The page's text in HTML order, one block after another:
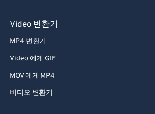
Video 변환기
MP4 변환기
Video 에게 GIF
MOV 에게 MP4
비디오 변환기